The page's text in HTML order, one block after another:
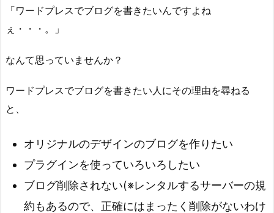
「ワードプレスでブログを書きたいんですよね
ぇ・・・。」
なんて思っていませんか？
ワードプレスでブログを書きたい人にその理由を尋ねる
と、
オリジナルのデザインのブログを作りたい
プラグインを使っていろいろしたい
ブログ削除されない(※レンタルするサーバーの規
約もあるので、正確にはまったく削除がないわけ